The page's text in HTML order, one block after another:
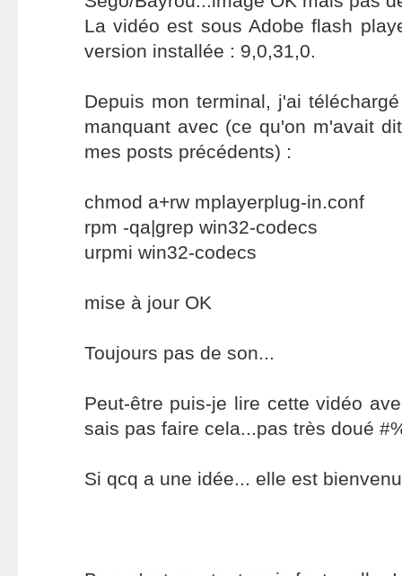
La vidéo est sous Adobe flash
version installée : 9,0,31,0.
Depuis mon terminal, j'ai
manquant avec (ce qu'on m'avait
mes posts précédents) :
chmod a+rw mplayerplug-in.conf
rpm -qa|grep win32-codecs
urpmi win32-codecs
mise à jour OK
Toujours pas de son...
Peut-être puis-je lire cette vidéo
sais pas faire cela...pas très doué
Si qcq a une idée... elle est